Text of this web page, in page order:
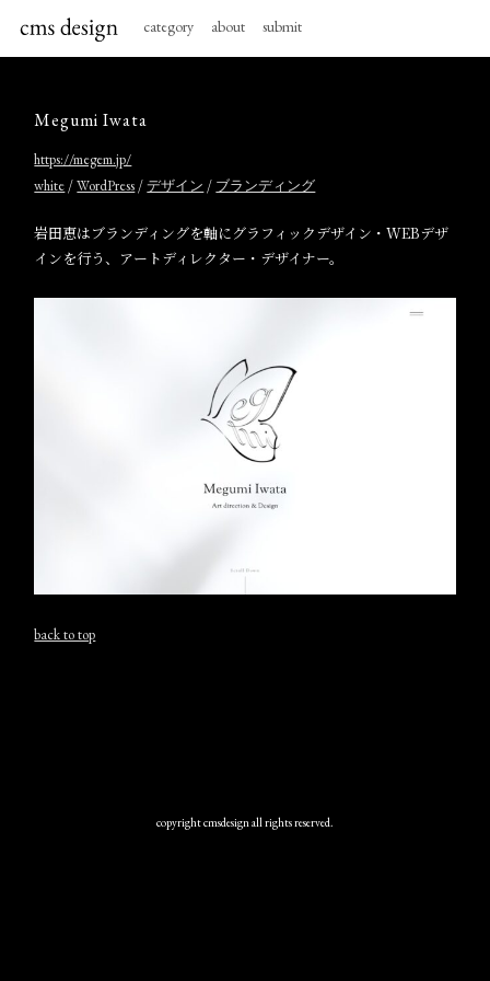
category about submit
Megumi Iwata
https://megem.jp/
white /WordPress /デザイン / ブランディング
岩田恵はブランディングを軸にグラフィックデザイン・WEBデザ
インを行う、アートディレクター・デザイナー。
back to top
copyright cmsdesign all rights reserved.